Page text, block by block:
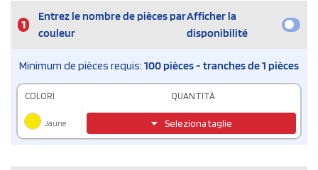
1
Entrez le nombre de pièces par
couleur
Afficher la
disponibilité
Minimum de pièces requis: 100 pièces - tranches de 1 pièces
COLORI QUANTITÀ
Jaune Seleziona taglie